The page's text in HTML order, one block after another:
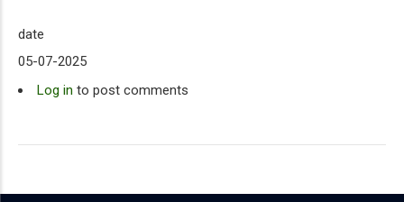
date
05-07-2025
Log in to post comments